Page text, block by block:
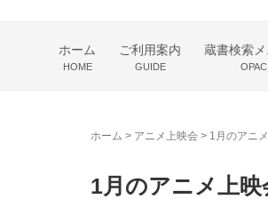
ホーム
HOME
ご利用案内
GUIDE
蔵書検索
OPAC
ホーム > アニメ上映会 > 1月のアニ
1月のアニメ上